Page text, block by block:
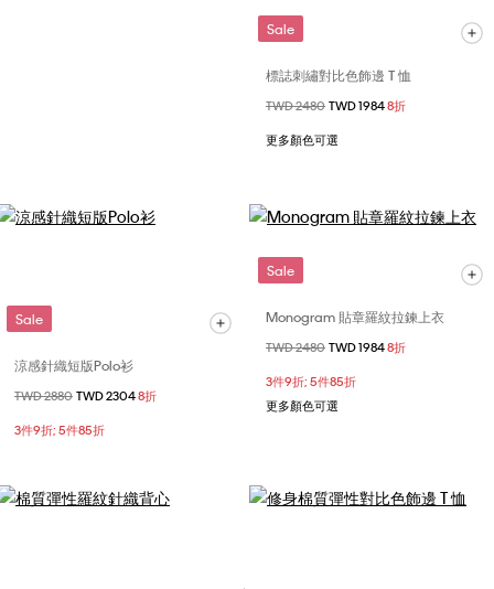
Sale
標誌刺繡對比色飾邊 T 恤
價格扣減從
TWD 2480 至
TWD 19848折
更多顏色可選
Sale
涼感針織短版Polo衫
價格扣減從
TWD 2880 至
TWD 23048折
3件9折; 5件85折
Sale
Monogram 貼章羅紋拉鍊上衣
價格扣減從
TWD 2480 至
TWD 19848折
3件9折; 5件85折
更多顏色可選